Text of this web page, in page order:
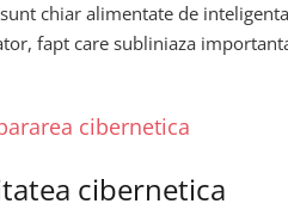
chiar alimentate de
fapt care subliniaza
cibernetica
cibernetica